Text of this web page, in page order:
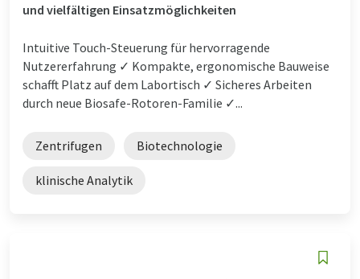
und vielfältigen Einsatzmöglichkeiten
Intuitive Touch-Steuerung für hervorragende
Nutzererfahrung ✓ Kompakte, ergonomische Bauweise
schafft Platz auf dem Labortisch ✓ Sicheres Arbeiten
durch neue Biosafe-Rotoren-Familie ✓...
Zentrifugen Biotechnologie
klinische Analytik